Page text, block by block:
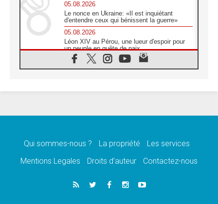
05.08.2026
Le nonce en Ukraine: «Il est inquiétant
d'entendre ceux qui bénissent la guerre»
05.08.2026
Léon XIV au Pérou, une lueur d'espoir pour
un peuple en quête de paix
05.08.2026
SCEAM: L'Église en Afrique vers
en Argentine et au Pérou
Audience générale: la prière est un acte
04.08.2026
Léon XIV invite les Chevaliers de Colomb à
Qui sommes-nous ? La propriété
Les services
Mentions Legales
Droits d’auteur Contactez-nous